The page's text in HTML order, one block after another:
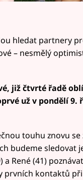
hledat partnery
– nesmělý
již čtvrté řadě
už v pondělí 9.
touhu znovu
budeme sledovat
a René (41)
prvních kontaktů